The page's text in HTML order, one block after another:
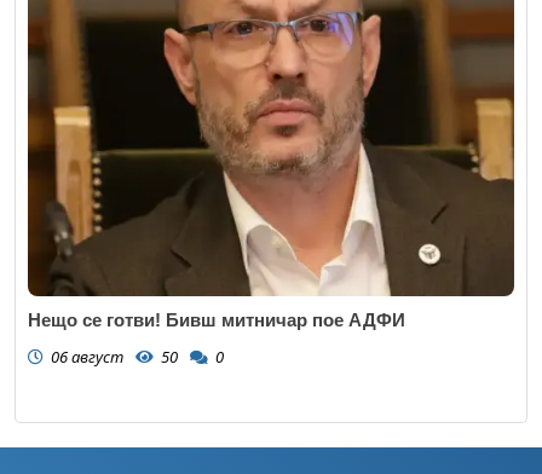
Нещо се готви! Бивш митничар пое АДФИ
06 август 50 0